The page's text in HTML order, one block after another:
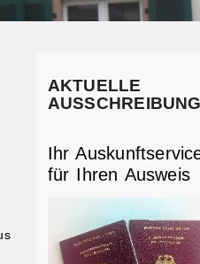
AKTUELLE
Ihr
für Ihren Ausweis